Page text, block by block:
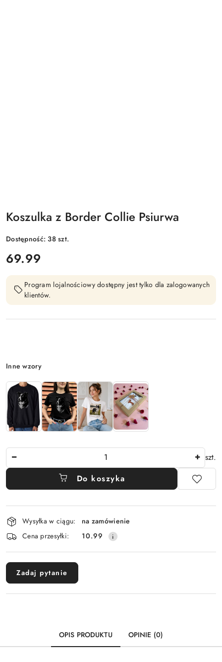
Koszulka z Border Collie Psiurwa
Dostępność:38szt.
cena:
69.99
Program lojalnościowy dostępny jest tylko dla zalogowanych
klientów.
Wariant
Inne wzory
szt.
Do koszyka
Dostępność
i
dostawa
Wysyłka w ciągu:
na zamówienie
Cena przesyłki:
10.99
Zadaj pytanie
OPIS PRODUKTU OPINIE (0)